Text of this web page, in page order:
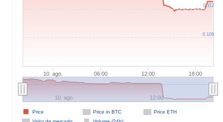
10. ago. 06:00 12:00 18:00
Price in BTC
Price ETH
Price
10. ago. 12:00
0.108
0.112